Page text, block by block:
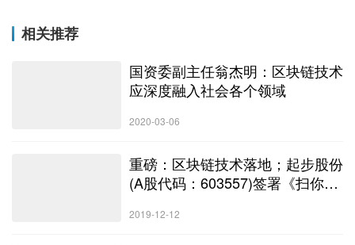
相关推荐
国资委副主任翁杰明：区块链技术
应深度融入社会各个领域
2020-03-06
重磅：区块链技术落地；起步股份
(A股代码：603557)签署《扫你》
块链技术创新与应用。
2019-12-12